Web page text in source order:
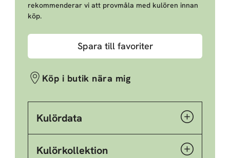
rekommenderar vi att provmåla med kulören innan
köp.
Spara till favoriter
Köp i butik nära mig
Kulördata
Kulörkollektion